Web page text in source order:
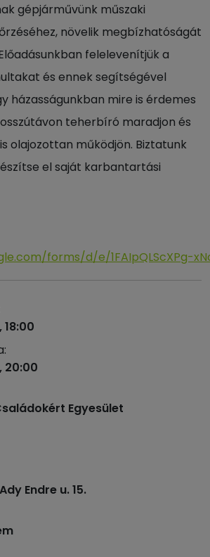
gépjárművünk műszaki
növelik megbízhatóságát
felelevenítjük a
és ennek segítségével
házasságunkban mire is érdemes
teherbíró maradjon és
olajozottan működjön. Biztatunk
el saját karbantartási
forms/d/e/1FAIpQLScXPg-
18:00
20:00
Egyesület
Endre u. 15.